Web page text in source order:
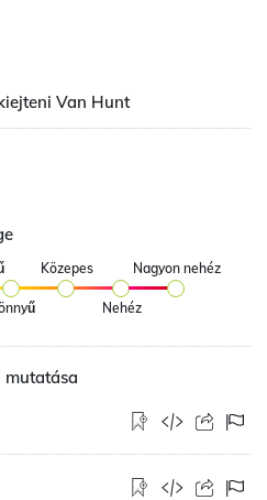
Van Hunt
Közepes
Nehéz
Nagyon nehéz
mutatása